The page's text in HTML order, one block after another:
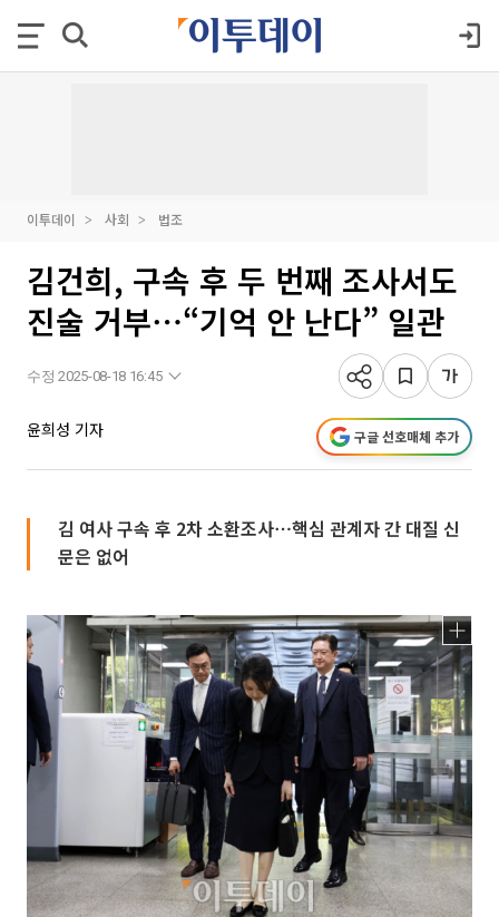
이투데이 사회 법조
김건희, 구속 후 두 번째 조사서도
진술 거부⋯“기억 안 난다” 일관
수정 2025-08-18 16:45
윤희성 기자 구글 선호매체 추가
김 여사 구속 후 2차 소환조사⋯핵심 관계자 간 대질 신
문은 없어